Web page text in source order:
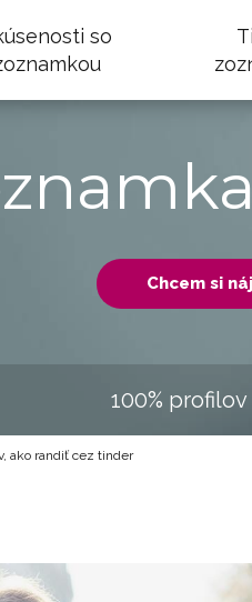
so
Chcem si
100%
ako randiť cez tinder